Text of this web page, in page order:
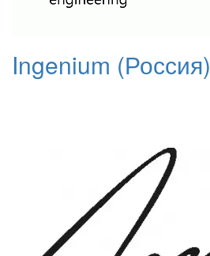
Ingenium (Россия)